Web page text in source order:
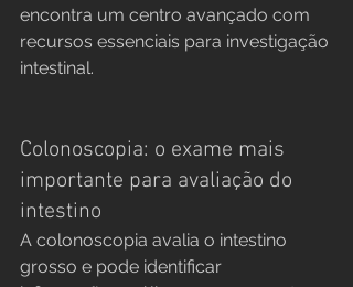
encontra um centro avançado com
recursos essenciais para investigação
intestinal.
Colonoscopia: o exame mais
importante para avaliação do
intestino
A colonoscopia avalia o intestino
grosso e pode identificar